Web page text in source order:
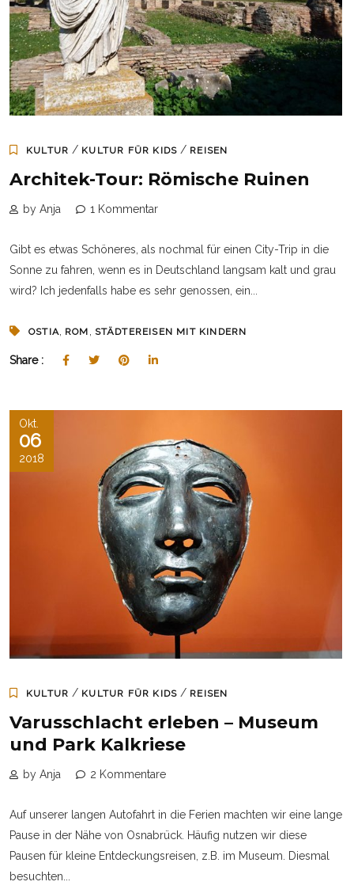
KULTUR / KULTUR FÜR KIDS / REISEN
Architek-Tour: Römische Ruinen
by Anja 1 Kommentar
Gibt es etwas Schöneres, als nochmal für einen City-Trip in die
Sonne zu fahren, wenn es in Deutschland langsam kalt und grau
wird? Ich jedenfalls habe es sehr genossen, ein...
OSTIA ROM STÄDTEREISEN MIT KINDERN
Share :
Okt.
06
2018
KULTUR / KULTUR FÜR KIDS / REISEN
Varusschlacht erleben – Museum
und Park Kalkriese
by Anja 2 Kommentare
Auf unserer langen Autofahrt in die Ferien machten wir eine lange
Pause in der Nähe von Osnabrück. Häufig nutzen wir diese
Pausen für kleine Entdeckungsreisen, z.B. im Museum. Diesmal
besuchten...